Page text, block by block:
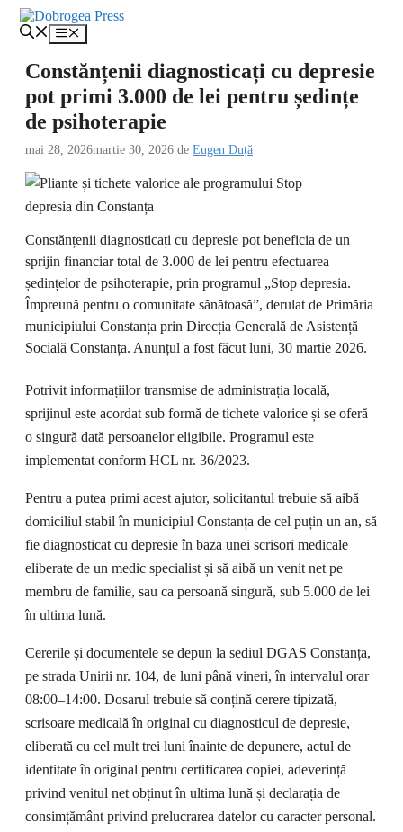
Sari
conținut
Meniu
Constănțenii diagnosticați cu depresie
pot primi 3.000 de lei pentru ședințe
de psihoterapie
mai 28, 2026martie 30, 2026 de Eugen Duță
Constănțenii diagnosticați cu depresie pot beneficia de un
sprijin financiar total de 3.000 de lei pentru efectuarea
ședințelor de psihoterapie, prin programul „Stop depresia.
Împreună pentru o comunitate sănătoasă”, derulat de Primăria
municipiului Constanța prin Direcția Generală de Asistență
Socială Constanța. Anunțul a fost făcut luni, 30 martie 2026.
Potrivit informațiilor transmise de administrația locală,
sprijinul este acordat sub formă de tichete valorice și se oferă
o singură dată persoanelor eligibile. Programul este
implementat conform HCL nr. 36/2023.
Pentru a putea primi acest ajutor, solicitantul trebuie să aibă
domiciliul stabil în municipiul Constanța de cel puțin un an, să
fie diagnosticat cu depresie în baza unei scrisori medicale
eliberate de un medic specialist și să aibă un venit net pe
membru de familie, sau ca persoană singură, sub 5.000 de lei
în ultima lună.
Cererile și documentele se depun la sediul DGAS Constanța,
pe strada Unirii nr. 104, de luni până vineri, în intervalul orar
08:00–14:00. Dosarul trebuie să conțină cerere tipizată,
scrisoare medicală în original cu diagnosticul de depresie,
eliberată cu cel mult trei luni înainte de depunere, actul de
identitate în original pentru certificarea copiei, adeverință
privind venitul net obținut în ultima lună și declarația de
consimțământ privind prelucrarea datelor cu caracter personal.